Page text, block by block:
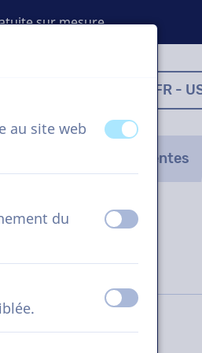
sur mesure
FR -
Questions fréquentes
au site web
éteintactivé
du
éteintactivé
éteintactivé